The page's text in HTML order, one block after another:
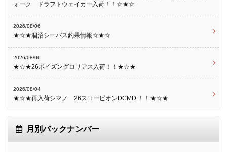
ォーク ドラフトウェイカー入荷！！☆★☆
2026/08/06
★☆★涸沼シーバス釣果情報☆★☆
2026/08/06
★☆★26ポイズングロリアス入荷！！★☆★
2026/08/04
★☆★再入荷シマノ 26スコーピオンDCMD ！！★☆★
月別バックナンバー